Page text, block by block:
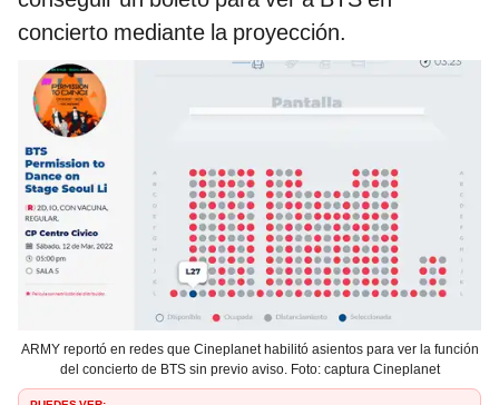
concierto mediante la proyección.
ARMY reportó en redes que Cineplanet habilitó asientos para ver la función
del concierto de BTS sin previo aviso. Foto: captura Cineplanet